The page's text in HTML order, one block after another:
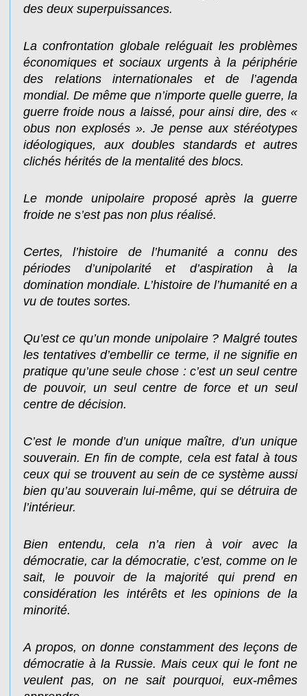
des deux superpuissances.
La confrontation globale reléguait les problèmes
économiques et sociaux urgents à la périphérie
des relations internationales et de l’agenda
mondial. De même que n’importe quelle guerre, la
guerre froide nous a laissé, pour ainsi dire, des «
obus non explosés ». Je pense aux stéréotypes
idéologiques, aux doubles standards et autres
clichés hérités de la mentalité des blocs.
Le monde unipolaire proposé après la guerre
froide ne s’est pas non plus réalisé.
Certes, l’histoire de l’humanité a connu des
périodes d’unipolarité et d’aspiration à la
domination mondiale. L’histoire de l’humanité en a
vu de toutes sortes.
Qu’est ce qu’un monde unipolaire ? Malgré toutes
les tentatives d’embellir ce terme, il ne signifie en
pratique qu’une seule chose : c’est un seul centre
de pouvoir, un seul centre de force et un seul
centre de décision.
C’est le monde d’un unique maître, d’un unique
souverain. En fin de compte, cela est fatal à tous
ceux qui se trouvent au sein de ce système aussi
bien qu’au souverain lui-même, qui se détruira de
l’intérieur.
Bien entendu, cela n’a rien à voir avec la
démocratie, car la démocratie, c’est, comme on le
sait, le pouvoir de la majorité qui prend en
considération les intérêts et les opinions de la
minorité.
A propos, on donne constamment des leçons de
démocratie à la Russie. Mais ceux qui le font ne
veulent pas, on ne sait pourquoi, eux-mêmes